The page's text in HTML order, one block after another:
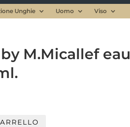
Unghie Uomo Viso
by M.Micallef eau